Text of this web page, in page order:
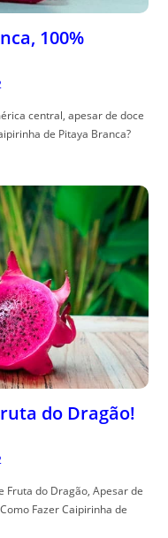
100%
central, apesar de doce
de Pitaya Branca?
do Dragão!
Fruta do Dragão, Apesar de
Fazer Caipirinha de